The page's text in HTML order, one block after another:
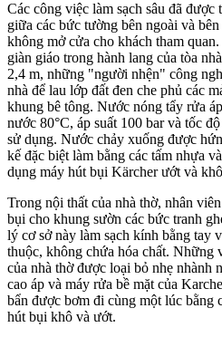
Các công việc làm sạch sâu đã
giữa các bức tường bên ngoài và
không mở cửa cho khách tham
giàn giáo trong hành lang của tòa
2,4 m, những "người nhện" công
nhà để lau lớp đất đen che phủ các
khung bê tông. Nước nóng tẩy rửa
nước 80°C, áp suất 100 bar và tốc
sử dụng. Nước chảy xuống được
kế đặc biệt làm bằng các tấm nhựa
dụng máy hút bụi Kärcher ướt và
Trong nội thất của nhà thờ, nhân
bụi cho khung sườn các bức tranh
lý cơ sở này làm sạch kính bằng tay
thuộc, không chứa hóa chất. Những
của nhà thờ được loại bỏ nhẹ nhành
cao áp và máy rửa bề mặt của
bẩn được bơm đi cùng một lúc bằng
hút bụi khô và ướt.